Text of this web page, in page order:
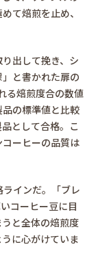
て焙煎を止め、
出して挽き、シ
と書かれた扉の
る焙煎度合の数値
の標準値と比較
として合格。こ
ーヒーの品質は
インだ。「ブレ
コーヒー豆に目
と全体の焙煎度
に心がけていま